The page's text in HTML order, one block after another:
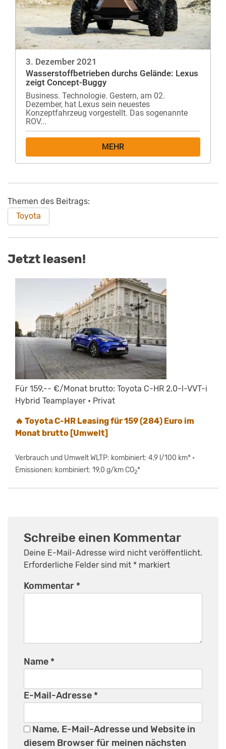
3. Dezember 2021
Wasserstoffbetrieben durchs Gelände: Lexus
zeigt Concept-Buggy
Business. Technologie. Gestern, am 02.
Dezember, hat Lexus sein neuestes
Konzeptfahrzeug vorgestellt. Das sogenannte
ROV...
MEHR
Themen des Beitrags:
Toyota
Jetzt leasen!
Für 159,-- €/Monat brutto: Toyota C-HR 2.0-l-VVT-i
Hybrid Teamplayer • Privat
🔥 Toyota C-HR Leasing für 159 (284) Euro im
Monat brutto [Umwelt]
Verbrauch und Umwelt WLTP: kombiniert: 4,9 l/100 km* •
Emissionen: kombiniert: 19,0 g/km CO2*
Schreibe einen Kommentar
Deine E-Mail-Adresse wird nicht veröffentlicht.
Erforderliche Felder sind mit * markiert
Kommentar *
Name *
E-Mail-Adresse *
Name, E-Mail-Adresse und Website in
diesem Browser für meinen nächsten